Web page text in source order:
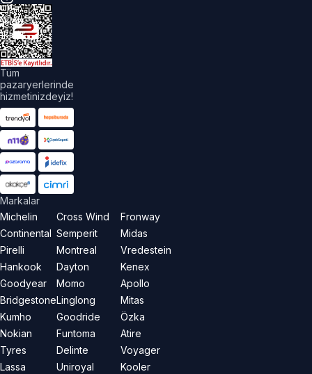
Tüm
pazaryerlerinde
hizmetinizdeyiz!
Markalar
Michelin
Continental
Pirelli
Hankook
Goodyear
Bridgestone
Kumho
Nokian
Tyres
Lassa
Cross Wind
Semperit
Montreal
Dayton
Momo
Linglong
Goodride
Funtoma
Delinte
Uniroyal
Fronway
Midas
Vredestein
Kenex
Apollo
Mitas
Özka
Atire
Voyager
Kooler